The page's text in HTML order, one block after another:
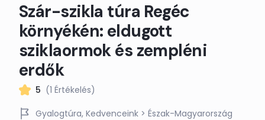
Szár-szikla túra Regéc
környékén: eldugott
sziklaormok és zempléni
erdők
5 (1 Értékelés)
Gyalogtúra Kedvenceink > Észak-Magyarország